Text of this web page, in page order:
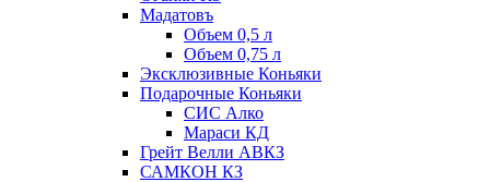
Мадатовъ
Объем 0,5 л
Объем 0,75 л
Эксклюзивные Коньяки
Подарочные Коньяки
СИС Алко
Мараси КД
Грейт Велли АВКЗ
САМКОН КЗ